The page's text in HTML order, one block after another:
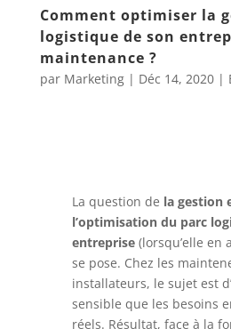
Comment optimiser la
logistique de son
maintenance ?
par Marketing| Déc 14, 2020|
La question de la gestion
l’optimisation du parc
entreprise (lorsqu’elle en
se pose. Chez les
installateurs, le sujet est
sensible que les besoins
réels. Résultat, face à la